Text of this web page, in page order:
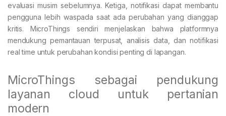
evaluasi musim sebelumnya. Ketiga, notifikasi dapat membantu
pengguna lebih waspada saat ada perubahan yang dianggap
kritis. MicroThings sendiri menjelaskan bahwa platformnya
mendukung pemantauan terpusat, analisis data, dan notifikasi
real time untuk perubahan kondisi penting di lapangan.
MicroThings sebagai pendukung
layanan cloud untuk pertanian
modern